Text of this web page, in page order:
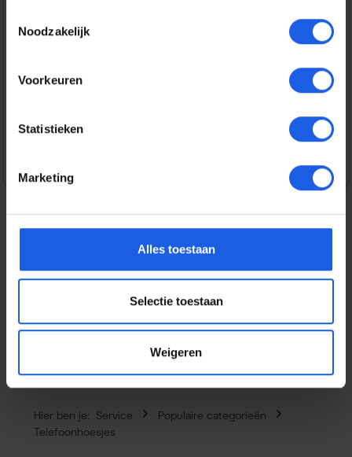
Noodzakelijk
Voorkeuren
Statistieken
Marketing
Alles toestaan
Selectie toestaan
Weigeren
BeHello
Veilig en snel betalen
Dit flexibele Thin gel hoesje voor de Samsung Galaxy S25
Ultra is vervaardigd uit gerecycled plastic, waardoor je
Hier ben je: Service
Populaire categorieën
Telefoonhoesjes